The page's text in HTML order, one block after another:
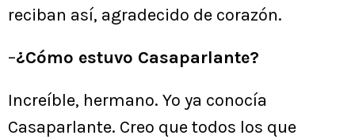
reciban así, agradecido de corazón.
–¿Cómo estuvo Casaparlante?
Increíble, hermano. Yo ya conocía
Casaparlante. Creo que todos los que